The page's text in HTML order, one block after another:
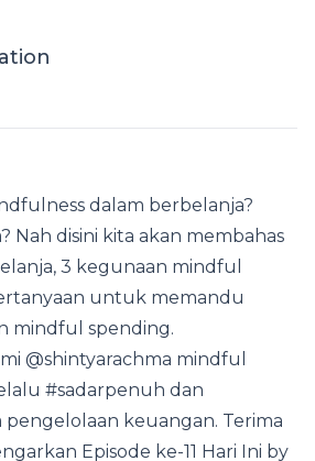
dalam berbelanja?
Nah disini kita akan membahas
3 kegunaan mindful
untuk memandu
mindful spending.
@shintyarachma mindful
#sadarpenuh dan
keuangan. Terima
Episode ke-11 Hari Ini by